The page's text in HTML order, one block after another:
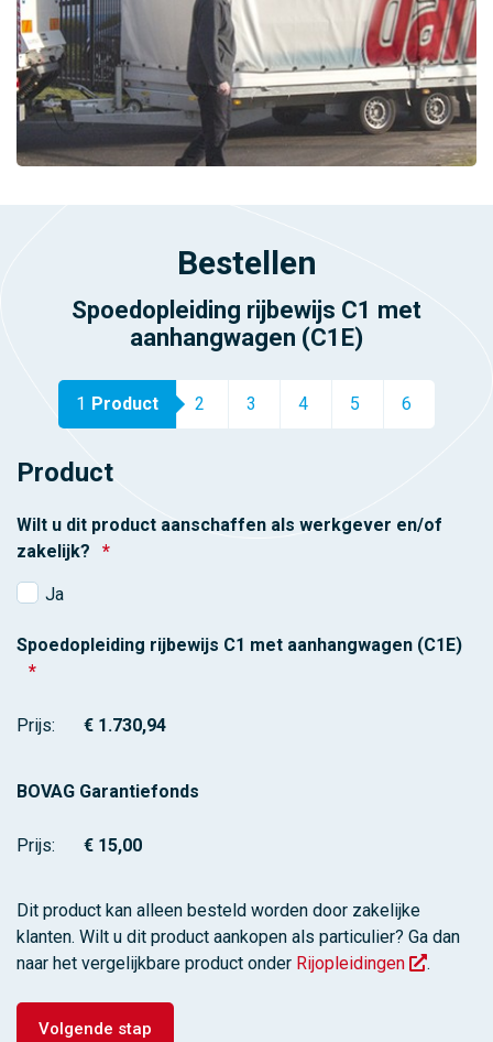
Bestellen
Spoedopleiding rijbewijs C1 met
aanhangwagen (C1E)
1 Product 2 3 4 5 6
Product
Wilt u dit product aanschaffen als werkgever en/of
zakelijk?
*
Ja
Spoedopleiding rijbewijs C1 met aanhangwagen (C1E)
*
Prijs:
BOVAG Garantiefonds
Prijs:
Dit product kan alleen besteld worden door zakelijke
klanten. Wilt u dit product aankopen als particulier? Ga dan
naar het vergelijkbare product onder Rijopleidingen .
Volgende stap